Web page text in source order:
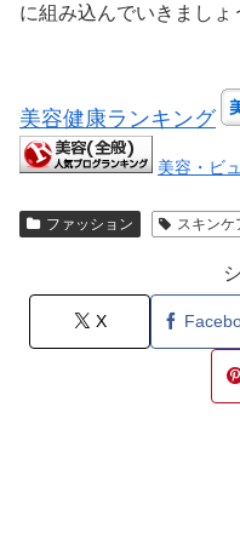
に組み込んでいきましょ
美容健康ランキング
美容・ビ
ファッション スキンケ
X